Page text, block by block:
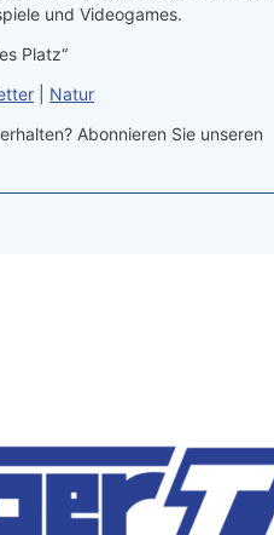
und Videogames.
Platz“
Natur
Abonnieren Sie unseren